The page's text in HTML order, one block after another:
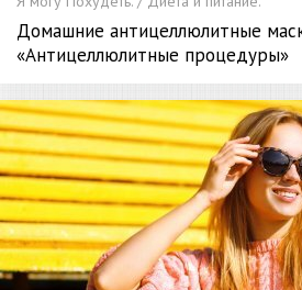
Домашние антицеллюлитные
«Антицеллюлитные процедуры»